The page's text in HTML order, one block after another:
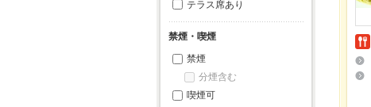
テラス席あり
禁煙・喫煙
禁煙
分煙含む
喫煙可